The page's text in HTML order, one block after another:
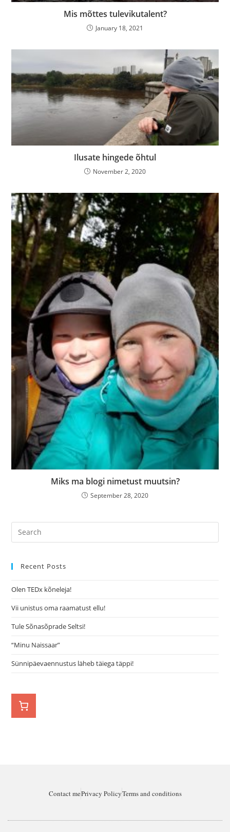
Mis mõttes tulevikutalent?
January 18, 2021
Ilusate hingede õhtul
November 2, 2020
Miks ma blogi nimetust muutsin?
September 28, 2020
Recent Posts
Olen TEDx kõneleja!
Vii unistus oma raamatust ellu!
Tule Sõnasõprade Seltsi!
“Minu Naissaar”
Sünnipäevaennustus läheb täiega täppi!
Contact mePrivacy PolicyTerms and conditions